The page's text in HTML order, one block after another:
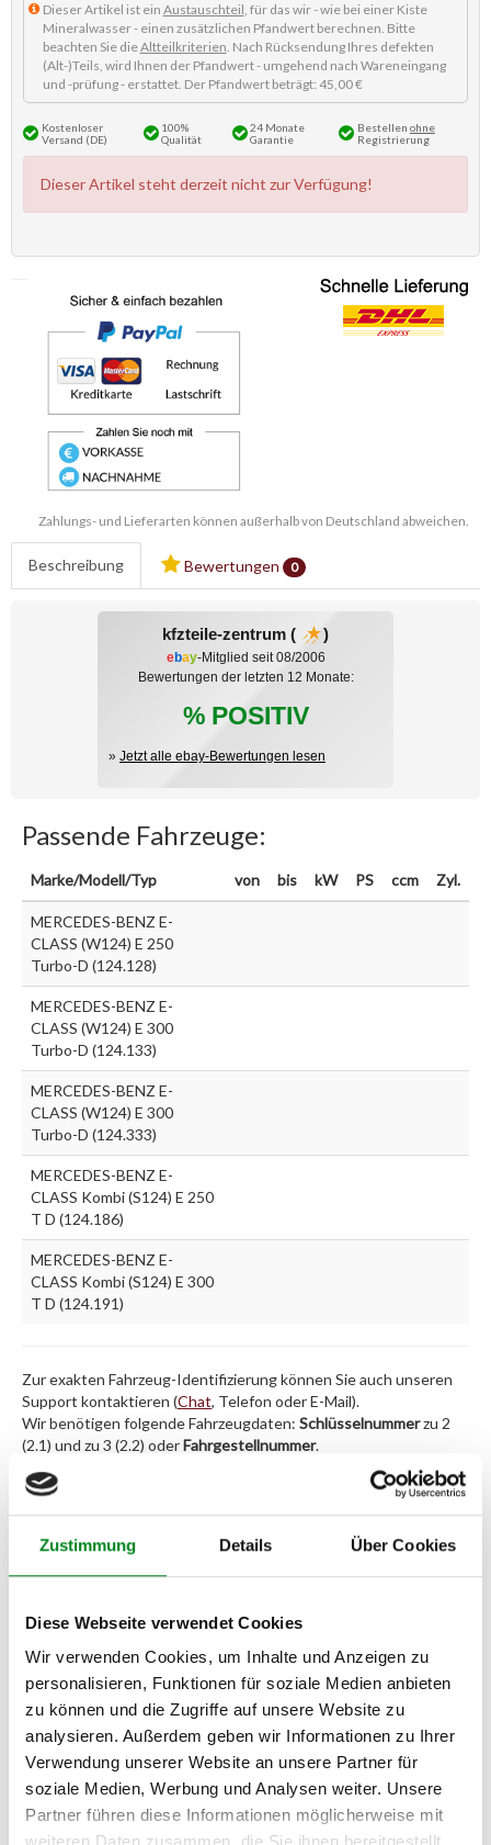
Zustimmung Details Über Cookies
Diese Webseite verwendet Cookies
Wir verwenden Cookies, um Inhalte und Anzeigen zu
personalisieren, Funktionen für soziale Medien anbieten
zu können und die Zugriffe auf unsere Website zu
analysieren. Außerdem geben wir Informationen zu Ihrer
Verwendung unserer Website an unsere Partner für
soziale Medien, Werbung und Analysen weiter. Unsere
Partner führen diese Informationen möglicherweise mit
Dieser Artikel ist ein Austauschteil, für das wir - wie bei einer Kiste
Mineralwasser - einen zusätzlichen Pfandwert berechnen. Bitte
beachten Sie dieAltteilkriterien. Nach Rücksendung Ihres defekten
(Alt-)Teils, wird Ihnen der Pfandwert - umgehend nach Wareneingang
und -prüfung - erstattet. Der Pfandwert beträgt: 45,00 €
Kostenloser
Versand (DE)
100%
Qualität
24 Monate
Garantie
Bestellen ohne
Registrierung
Dieser Artikel steht derzeit nicht zur Verfügung!
Zahlungs- und Lieferarten können außerhalb von Deutschland abweichen.
Beschreibung Bewertungen 0
kfzteile-zentrum ( )
ebay-Mitglied seit 08/2006
Bewertungen der letzten 12 Monate:
% POSITIV
» Jetzt alle ebay-Bewertungen lesen
Passende Fahrzeuge:
Marke/Modell/Typ von bis kW PS ccm Zyl.
MERCEDES-BENZ E-
CLASS (W124) E 250
Turbo-D (124.128)
MERCEDES-BENZ E-
CLASS (W124) E 300
Turbo-D (124.133)
MERCEDES-BENZ E-
CLASS (W124) E 300
Turbo-D (124.333)
MERCEDES-BENZ E-
CLASS Kombi (S124) E 250
T D (124.186)
MERCEDES-BENZ E-
CLASS Kombi (S124) E 300
T D (124.191)
Zur exakten Fahrzeug-Identifizierung können Sie auch unseren
Support kontaktieren (Chat, Telefon oder E-Mail).
Wir benötigen folgende Fahrzeugdaten: Schlüsselnummerzu 2
(2.1) und zu 3 (2.2) oderFahrgestellnummer.
Passendes Fahrzeug nicht dabei?
Fahrzeug-Suche für AT-Servopumpen
Hersteller/EU Verantwortliche
Person
Hersteller
Unternehmensname:
TMC Turbolader Manufaktur Coesfeld
Adresse:
Am Wasserturm 55, Coesfeld, NRW, 48653, DE